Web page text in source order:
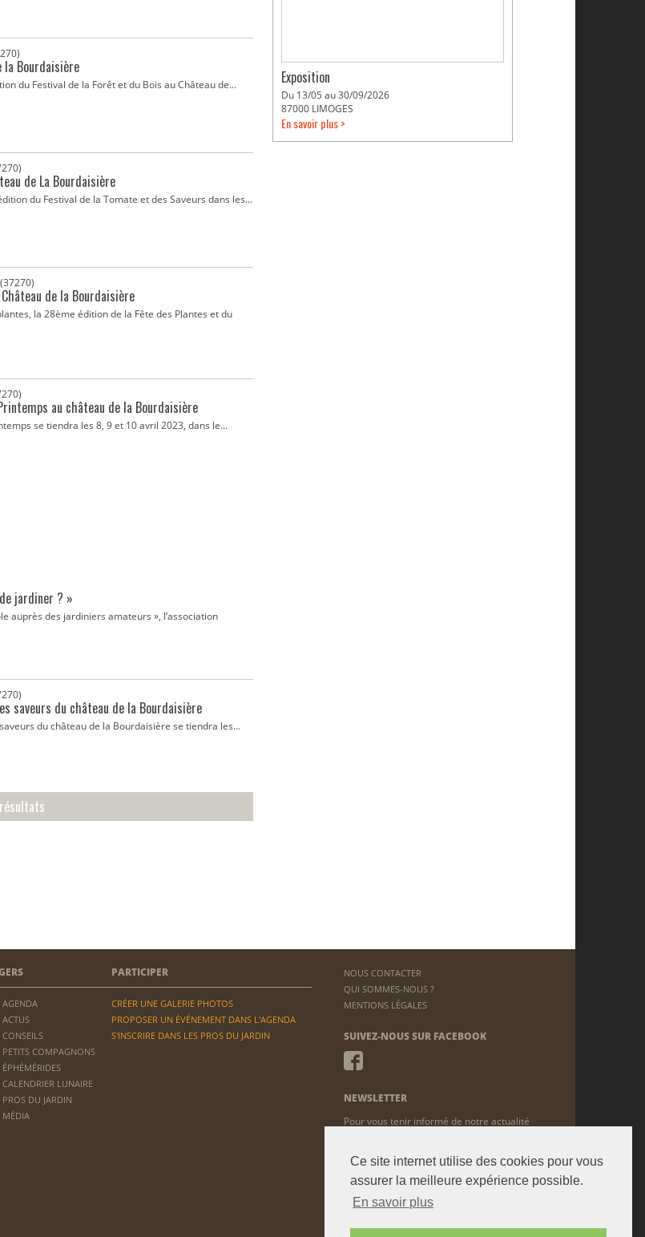
Ce site internet utilise des cookies pour vous
assurer la meilleure expérience possible.
En savoir plus
la Bourdaisière
du Festival de la Forêt et du Bois au Château de...
de La Bourdaisière
du Festival de la Tomate et des Saveurs dans les...
de la Bourdaisière
la 28ème édition de la Fête des Plantes et du
au château de la Bourdaisière
se tiendra les 8, 9 et 10 avril 2023, dans le...
jardiner ? »
auprès des jardiniers amateurs », l’association
saveurs du château de la Bourdaisière
du château de la Bourdaisière se tiendra les...
Exposition
Du 13/05 au 30/09/2026
87000 LIMOGES
En savoir plus >
AGENDA
ACTUS
CONSEILS
PETITS COMPAGNONS
ÉPHÉMÉRIDES
CALENDRIER LUNAIRE
PROS DU JARDIN
MÉDIA
PARTICIPER
CRÉER UNE GALERIE PHOTOS
PROPOSER UN ÉVÉNEMENT DANS L'AGENDA
S'INSCRIRE DANS LES PROS DU JARDIN
NOUS CONTACTER
QUI SOMMES-NOUS ?
MENTIONS LÉGALES
SUIVEZ-NOUS SUR FACEBOOK
NEWSLETTER
Pour vous tenir informé de notre actualité